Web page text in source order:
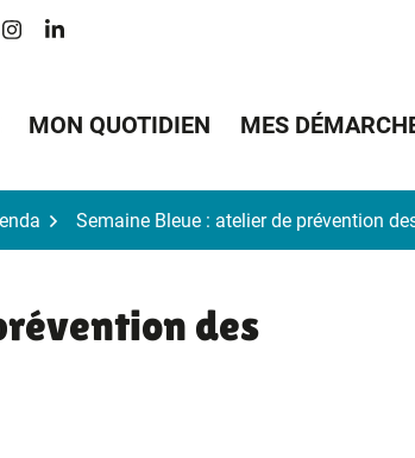
d'accessibilité
vers le compte Facebook
Lien vers le compte Instagram
Lien vers le compte Linkedin
MON QUOTIDIEN MES
Semaine Bleue : atelier de prévention
des